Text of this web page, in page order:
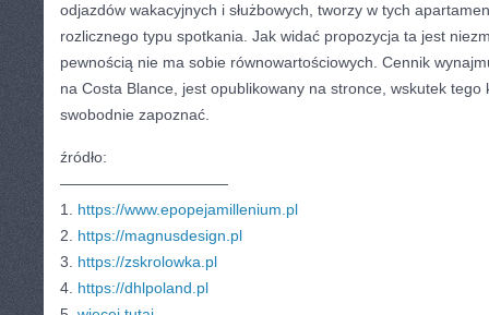
odjazdów wakacyjnych i służbowych, tworzy w tych
rozlicznego typu spotkania. Jak widać propozycja ta jest
pewnością nie ma sobie równowartościowych. Cennik
na Costa Blance, jest opublikowany na stronce, wskutek tego
swobodnie zapoznać.
źródło:
———————————
1. https://www.epopejamillenium.pl
2. https://magnusdesign.pl
3. https://zskrolowka.pl
4. https://dhlpoland.pl